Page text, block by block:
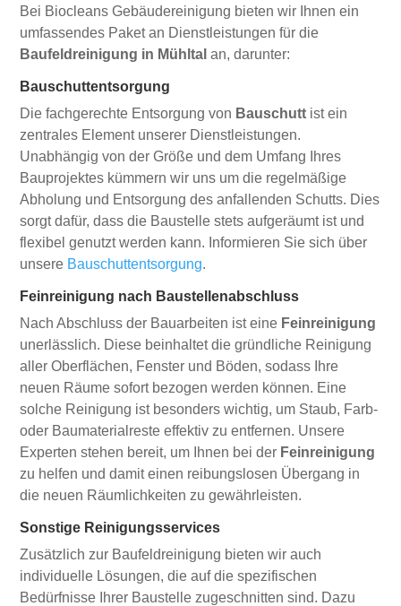
Bei Biocleans Gebäudereinigung bieten wir Ihnen ein
umfassendes Paket an Dienstleistungen für die
Baufeldreinigung in Mühltal an, darunter:
Bauschuttentsorgung
Die fachgerechte Entsorgung von Bauschutt ist ein
zentrales Element unserer Dienstleistungen.
Unabhängig von der Größe und dem Umfang Ihres
Bauprojektes kümmern wir uns um die regelmäßige
Abholung und Entsorgung des anfallenden Schutts. Dies
sorgt dafür, dass die Baustelle stets aufgeräumt ist und
flexibel genutzt werden kann. Informieren Sie sich über
unsere Bauschuttentsorgung.
Feinreinigung nach Baustellenabschluss
Nach Abschluss der Bauarbeiten ist eine Feinreinigung
unerlässlich. Diese beinhaltet die gründliche Reinigung
aller Oberflächen, Fenster und Böden, sodass Ihre
neuen Räume sofort bezogen werden können. Eine
solche Reinigung ist besonders wichtig, um Staub, Farb-
oder Baumaterialreste effektiv zu entfernen. Unsere
Experten stehen bereit, um Ihnen bei der Feinreinigung
zu helfen und damit einen reibungslosen Übergang in
die neuen Räumlichkeiten zu gewährleisten.
Sonstige Reinigungsservices
Zusätzlich zur Baufeldreinigung bieten wir auch
individuelle Lösungen, die auf die spezifischen
Bedürfnisse Ihrer Baustelle zugeschnitten sind. Dazu